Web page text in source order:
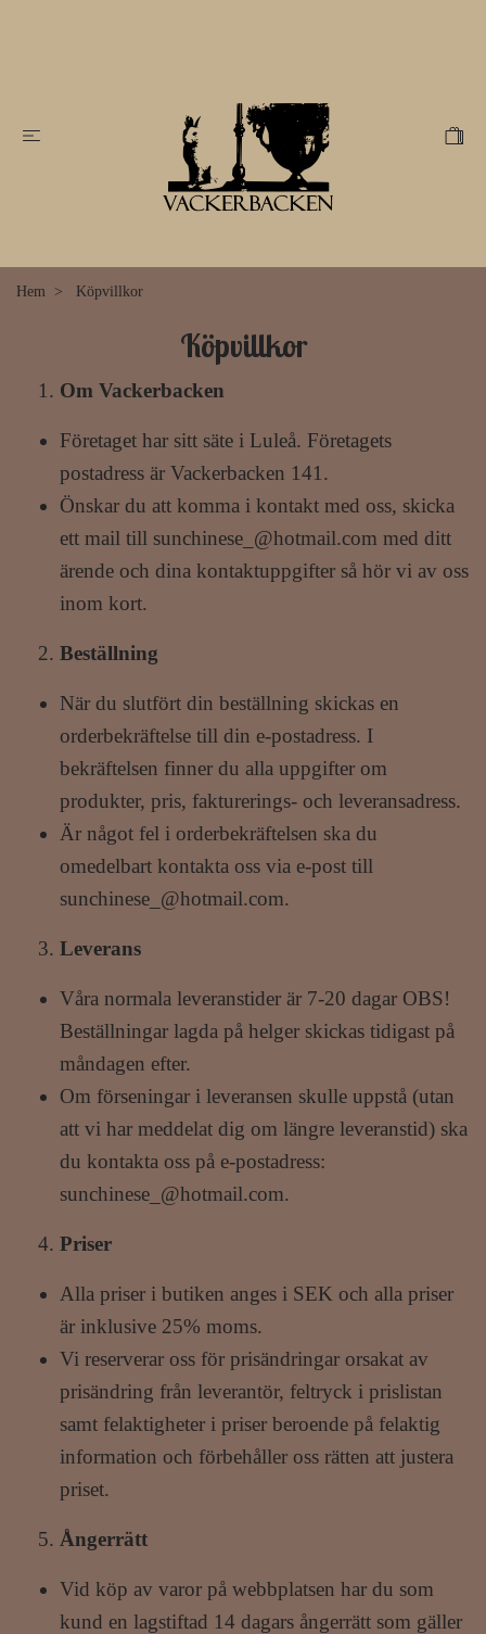
Hem Köpvillkor
Köpvillkor
Om Vackerbacken
Företaget har sitt säte i Luleå. Företagets
postadress är Vackerbacken 141.
Önskar du att komma i kontakt med oss, skicka
ett mail till sunchinese_@hotmail.com med ditt
ärende och dina kontaktuppgifter så hör vi av oss
inom kort.
Beställning
När du slutfört din beställning skickas en
orderbekräftelse till din e-postadress. I
bekräftelsen finner du alla uppgifter om
produkter, pris, fakturerings- och leveransadress.
Är något fel i orderbekräftelsen ska du
omedelbart kontakta oss via e-post till
sunchinese_@hotmail.com.
Leverans
Våra normala leveranstider är 7-20 dagar OBS!
Beställningar lagda på helger skickas tidigast på
måndagen efter.
Om förseningar i leveransen skulle uppstå (utan
att vi har meddelat dig om längre leveranstid) ska
du kontakta oss på e-postadress:
sunchinese_@hotmail.com.
Priser
Alla priser i butiken anges i SEK och alla priser
är inklusive 25% moms.
Vi reserverar oss för prisändringar orsakat av
prisändring från leverantör, feltryck i prislistan
samt felaktigheter i priser beroende på felaktig
information och förbehåller oss rätten att justera
priset.
Ångerrätt
Vid köp av varor på webbplatsen har du som
kund en lagstiftad 14 dagars ångerrätt som gäller